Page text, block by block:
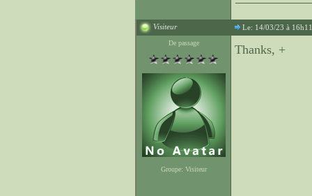
Visiteur Le: 14/03/23 à 16h11
De passage
Groupe: Visiteur
Thanks, +